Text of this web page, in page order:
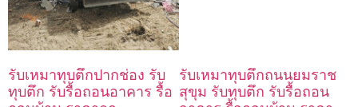
รับเหมาทุบตึกปากช่อง รับ
ทุบตึก รับรื้อถอนอาคาร รื้อ
รับเหมาทุบตึกถนนยมราช
สุขุม รับทุบตึก รับรื้อถอน